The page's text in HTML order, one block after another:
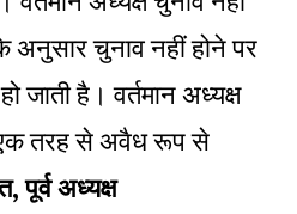
चुनाव नहीं होने पर
जाती है। वर्तमान अध्यक्ष
एक तरह से अवैध रूप से
पूर्व अध्यक्ष